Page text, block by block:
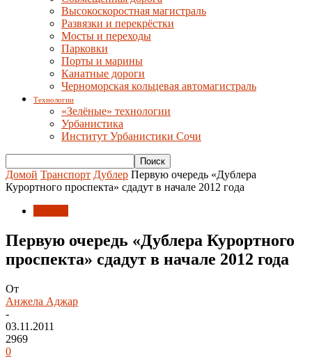
Высокоскоростная магистраль
Развязки и перекрёстки
Мосты и переходы
Парковки
Порты и марины
Канатные дороги
Черноморская кольцевая автомагистраль
Технологии
«Зелёные» технологии
Урбанистика
Институт Урбанистики Сочи
Домой Транспорт Дублер Первую очередь «Дублера
Курортного проспекта» сдадут в начале 2012 года
Первую очередь «Дублера Курортного
проспекта» сдадут в начале 2012 года
От
Анжела Аджар
-
03.11.2011
2969
0